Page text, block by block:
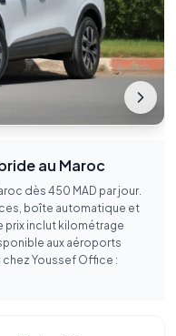
au Maroc
dès 450 MAD par jour.
boîte automatique et
prix inclut kilométrage
aux aéroports
chez Youssef Office :